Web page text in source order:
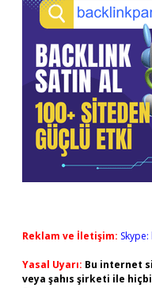
Reklam ve İletişim:
Yasal Uyarı: Bu internet
veya şahıs şirketi ile